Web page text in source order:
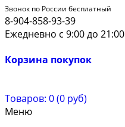
Звонок по России бесплатный
8-904-858-93-39
Ежедневно с 9:00 до 21:00
Корзина покупок
Товаров: 0 (0 руб)
Меню